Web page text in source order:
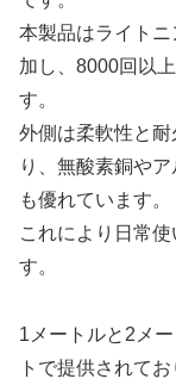
本製品はライト
加し、8000回以
す。
外側は柔軟性と
り、無酸素銅や
も優れています。
これにより日常
す。
1メートルと2メ
トで提供されて